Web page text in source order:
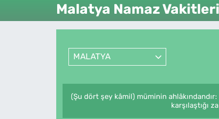
Malatya Namaz Vakitleri
MALATYA
(Şu dört şey kâmil) müminin
karşılaştığı